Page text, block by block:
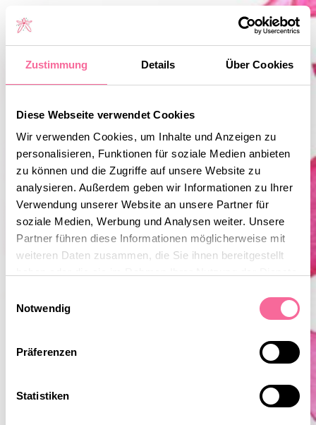
Zustimmung Details Über Cookies
Diese Webseite verwendet Cookies
Wir verwenden Cookies, um Inhalte und Anzeigen zu
personalisieren, Funktionen für soziale Medien anbieten
zu können und die Zugriffe auf unsere Website zu
analysieren. Außerdem geben wir Informationen zu Ihrer
Verwendung unserer Website an unsere Partner für
soziale Medien, Werbung und Analysen weiter. Unsere
Partner führen diese Informationen möglicherweise mit
weiteren Daten zusammen, die Sie ihnen bereitgestellt
Notwendig
Präferenzen
Statistiken
Dancing Pixies –
für Haus & Garten
Details zu Dancing Pixies